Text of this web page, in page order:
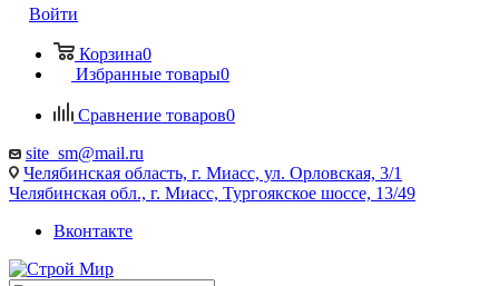
Войти
Корзина0
Избранные товары0
Сравнение товаров0
site_sm@mail.ru
Челябинская область, г. Миасс, ул. Орловская, 3/1
Челябинская обл., г. Миасс, Тургоякское шоссе, 13/49
Вконтакте